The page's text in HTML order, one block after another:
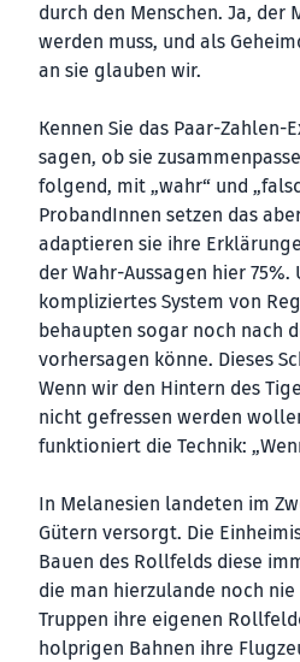
durch den Menschen. Ja,
werden muss, und als
an sie glauben wir.
Kennen Sie das Paar-
sagen, ob sie
folgend, mit „wahr“ und
ProbandInnen setzen das
adaptieren sie ihre
der Wahr-Aussagen hier
kompliziertes System von
behaupten sogar noch nach
vorhersagen könne. Dieses
Wenn wir den Hintern des
nicht gefressen werden
funktioniert die Technik:
In Melanesien landeten im
Gütern versorgt. Die
Bauen des Rollfelds diese
die man hierzulande noch
Truppen ihre eigenen
holprigen Bahnen ihre